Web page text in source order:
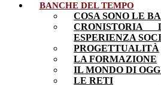
BANCHE DEL TEMPO
COSA SONO LE
ESPERIENZA
PROGETTUALITÀ
LA FORMAZIONE
IL MONDO DI
LE RETI